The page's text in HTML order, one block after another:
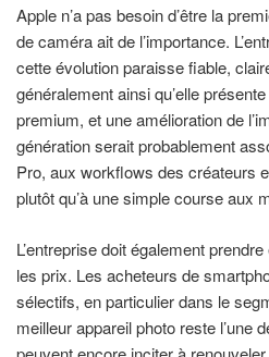
Apple n’a pas besoin d’être la
de caméra ait de l’importance.
cette évolution paraisse fiable,
généralement ainsi qu’elle
premium, et une amélioration de
génération serait probablement
Pro, aux workflows des créateurs
plutôt qu’à une simple course aux
L’entreprise doit également
les prix. Les acheteurs de
sélectifs, en particulier dans le
meilleur appareil photo reste l’une